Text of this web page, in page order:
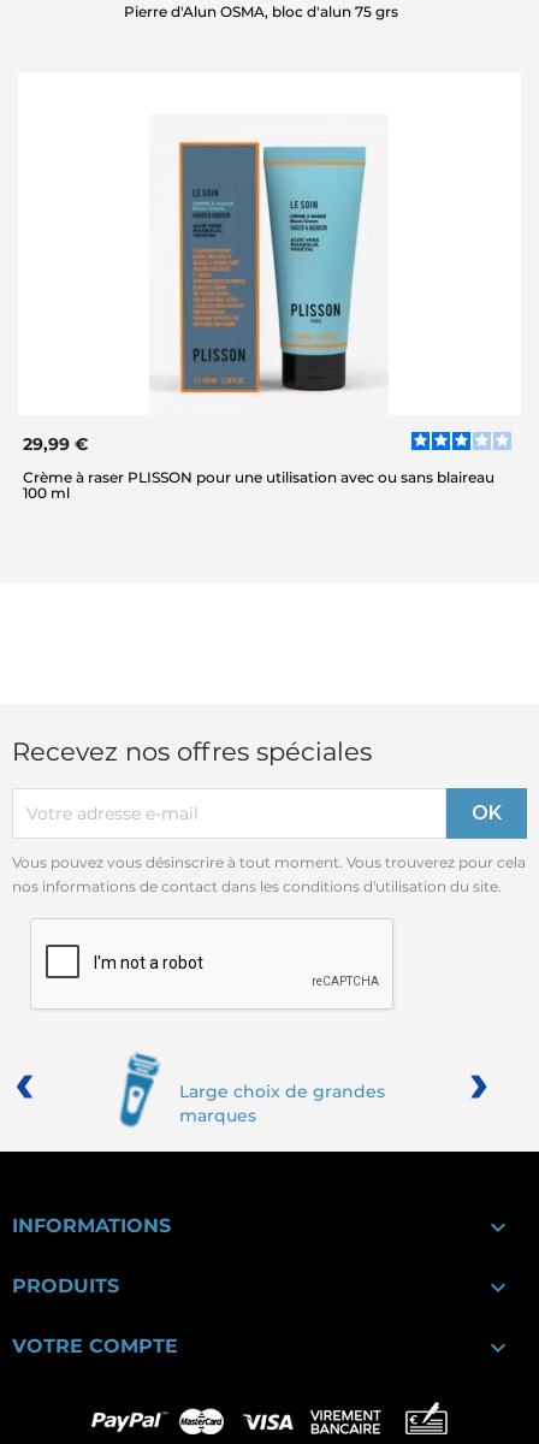
Pierre d'Alun OSMA, bloc d'alun 75 grs
29,99 €
Crème à raser PLISSON pour une utilisation avec ou sans blaireau
100 ml
Recevez nos offres spéciales
Vous pouvez vous désinscrire à tout moment. Vous trouverez pour cela
nos informations de contact dans les conditions d'utilisation du site.
Large choix de grandes
marques
‹ ›
INFORMATIONS 
PRODUITS 
VOTRE COMPTE 